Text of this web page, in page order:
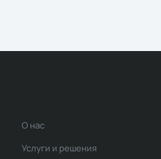
О нас
Услуги и решения